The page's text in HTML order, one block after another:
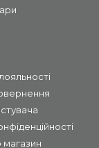
магазин